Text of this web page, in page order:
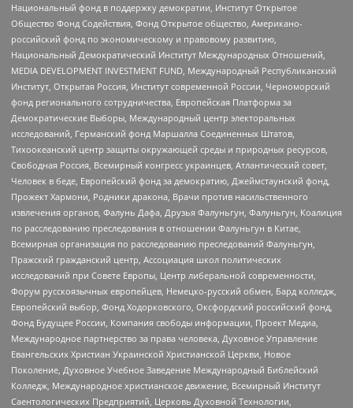
Национальный фонд в поддержку демократии, Институт Открытое
Общество Фонд Содействия, Фонд Открытое общество, Американо-
российский фонд по экономическому и правовому развитию,
Национальный Демократический Институт Международных Отношений,
MEDIA DEVELOPMENT INVESTMENT FUND, Международный Республиканский
Институт, Открытая Россия, Институт современной России, Черноморский
фонд регионального сотрудничества, Европейская Платформа за
Демократические Выборы, Международный центр электоральных
исследований, Германский фонд Маршалла Соединенных Штатов,
Тихоокеанский центр защиты окружающей среды и природных ресурсов,
Свободная Россия, Всемирный конгресс украинцев, Атлантический совет,
Человек в беде, Европейский фонд за демократию, Джеймстаунский фонд,
Прожект Хармони, Родники дракона, Врачи против насильственного
извлечения органов, Фалунь Дафа, Друзья Фалуньгун, Фалуньгун, Коалиция
по расследованию преследования в отношении Фалуньгун в Китае,
Всемирная организация по расследованию преследований Фалуньгун,
Пражский гражданский центр, Ассоциация школ политических
исследований при Совете Европы, Центр либеральной современности,
Форум русскоязычных европейцев, Немецко-русский обмен, Бард колледж,
Европейский выбор, Фонд Ходорковского, Оксфордский российский фонд,
Фонд Будущее России, Компания свободы информации, Проект Медиа,
Международное партнерство за права человека, Духовное Управление
Евангельских Христиан Украинской Христианской Церкви, Новое
Поколение, Духовное Учебное Заведение Международный Библейский
Колледж, Международное христианское движение, Всемирный Институт
Саентологических Предприятий, Церковь Духовной Технологии,